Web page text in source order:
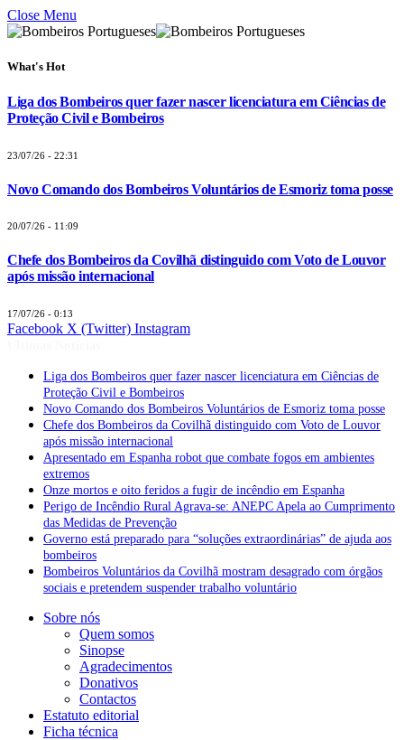
Close Menu
What's Hot
Liga dos Bombeiros quer fazer nascer licenciatura em Ciências de
Proteção Civil e Bombeiros
23/07/26 - 22:31
Novo Comando dos Bombeiros Voluntários de Esmoriz toma posse
20/07/26 - 11:09
Chefe dos Bombeiros da Covilhã distinguido com Voto de Louvor
após missão internacional
17/07/26 - 0:13
Facebook X (Twitter) Instagram
Liga dos Bombeiros quer fazer nascer licenciatura em Ciências de
Proteção Civil e Bombeiros
Novo Comando dos Bombeiros Voluntários de Esmoriz toma posse
Chefe dos Bombeiros da Covilhã distinguido com Voto de Louvor
após missão internacional
Apresentado em Espanha robot que combate fogos em ambientes
extremos
Onze mortos e oito feridos a fugir de incêndio em Espanha
Perigo de Incêndio Rural Agrava-se: ANEPC Apela ao Cumprimento
das Medidas de Prevenção
Governo está preparado para “soluções extraordinárias” de ajuda aos
bombeiros
Bombeiros Voluntários da Covilhã mostram desagrado com órgãos
sociais e pretendem suspender trabalho voluntário
Sobre nós
Quem somos
Sinopse
Agradecimentos
Donativos
Contactos
Estatuto editorial
Ficha técnica